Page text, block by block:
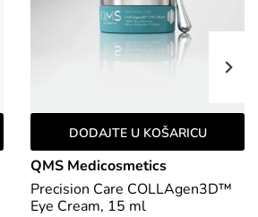
DODAJTE U KOŠARICU
QMS Medicosmetics
Precision Care COLLAgen3D™
Eye Cream, 15 ml